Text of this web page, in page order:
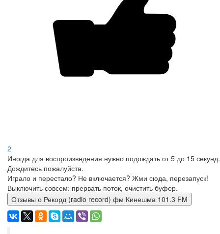
2
Иногда для воспроизведения нужно подождать от 5 до 15 секунд.
Дождитесь пожалуйста.
Играло и перестало? Не включается? Жми сюда, перезапуск!
Выключить совсем: прервать поток, очистить буфер.
Отзывы о Рекорд (radio record) фм Кинешма 101.3 FM